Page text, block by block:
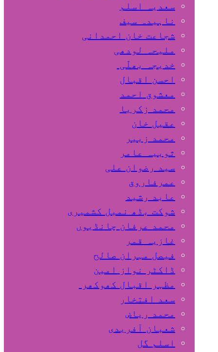
سعدیہ اسلم
ناہیدہ سیف
شجاعت خان احمدانی
ملیحہ لودھی
خدیجہ بھلّی
احسن اقبال
معشوق احمد
محمد زکریا
عقیل خان
محمد زبیر
ثوبیہ عامر
سید رضوان علی
عمرفاروق
عابد رشید
شوکت بڈھ نمبل کشمیری
محمد عرفان چانڈیوں
غازیہ قمر
فیصل مہران صالح
ڈاکٹر نواز امین
مظہر اقبال کھوکھر
سعد افتخار
محمد ریاض
شعبان آفریدی
اسلم گل